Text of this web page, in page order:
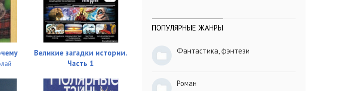
Великие загадки истории.
Часть 1
ПОПУЛЯРНЫЕ ЖАНРЫ
Фантастика, фэнтези
Роман